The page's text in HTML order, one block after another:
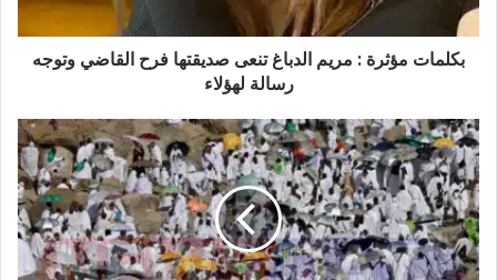
فرح
القاضي
وتوجه
بكلمات مؤثرة : مريم الدباغ تنعى صديقتها فرح القاضي وتوجه
رسالة لهؤلاء
تفاصيل
وفاة
23
حاجا
تونسيا
فب
البقاع